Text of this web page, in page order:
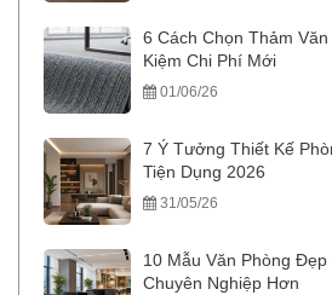
6 Cách Chọn Thảm
Kiệm Chi Phí Mới
01/06/26
7 Ý Tưởng Thiết Kế
Tiện Dụng 2026
31/05/26
10 Mẫu Văn Phòng
Chuyên Nghiệp Hơn